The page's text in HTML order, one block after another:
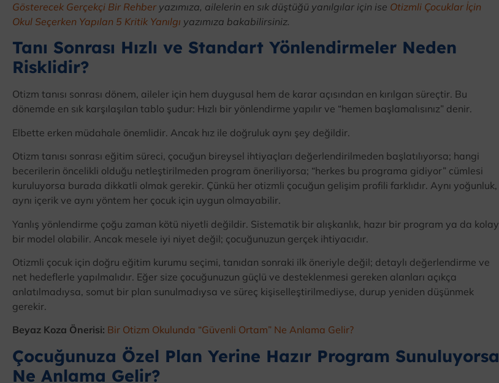
Gösterecek Gerçekçi Bir Rehber yazımıza, ailelerin en sık düştüğü yanılgılar için ise Otizmli Çocuklar İçin
Okul Seçerken Yapılan 5 Kritik Yanılgı yazımıza bakabilirsiniz.
Tanı Sonrası Hızlı ve Standart Yönlendirmeler Neden
Risklidir?
Otizm tanısı sonrası dönem, aileler için hem duygusal hem de karar açısından en kırılgan süreçtir. Bu
dönemde en sık karşılaşılan tablo şudur: Hızlı bir yönlendirme yapılır ve “hemen başlamalısınız” denir.
Elbette erken müdahale önemlidir. Ancak hız ile doğruluk aynı şey değildir.
Otizm tanısı sonrası eğitim süreci, çocuğun bireysel ihtiyaçları değerlendirilmeden başlatılıyorsa; hangi
becerilerin öncelikli olduğu netleştirilmeden program öneriliyorsa; “herkes bu programa gidiyor” cümlesi
kuruluyorsa burada dikkatli olmak gerekir. Çünkü her otizmli çocuğun gelişim profili farklıdır. Aynı yoğunluk,
aynı içerik ve aynı yöntem her çocuk için uygun olmayabilir.
Yanlış yönlendirme çoğu zaman kötü niyetli değildir. Sistematik bir alışkanlık, hazır bir program ya da kolay
bir model olabilir. Ancak mesele iyi niyet değil; çocuğunuzun gerçek ihtiyacıdır.
Otizmli çocuk için doğru eğitim kurumu seçimi, tanıdan sonraki ilk öneriyle değil; detaylı değerlendirme ve
net hedeflerle yapılmalıdır. Eğer size çocuğunuzun güçlü ve desteklenmesi gereken alanları açıkça
anlatılmadıysa, somut bir plan sunulmadıysa ve süreç kişiselleştirilmediyse, durup yeniden düşünmek
gerekir.
Beyaz Koza Önerisi: Bir Otizm Okulunda “Güvenli Ortam” Ne Anlama Gelir?
Çocuğunuza Özel Plan Yerine Hazır Program Sunuluyorsa
Ne Anlama Gelir?